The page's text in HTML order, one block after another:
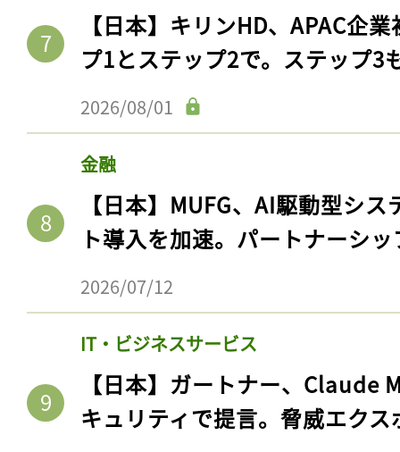
【日本】キリンHD、APAC企
プ1とステップ2で。ステップ3
2026/08/01
金融
【日本】MUFG、AI駆動型シ
ト導入を加速。パートナーシ
2026/07/12
IT・ビジネスサービス
【日本】ガートナー、Claude
キュリティで提言。脅威エク